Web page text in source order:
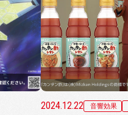
2024.12.22 音響効果